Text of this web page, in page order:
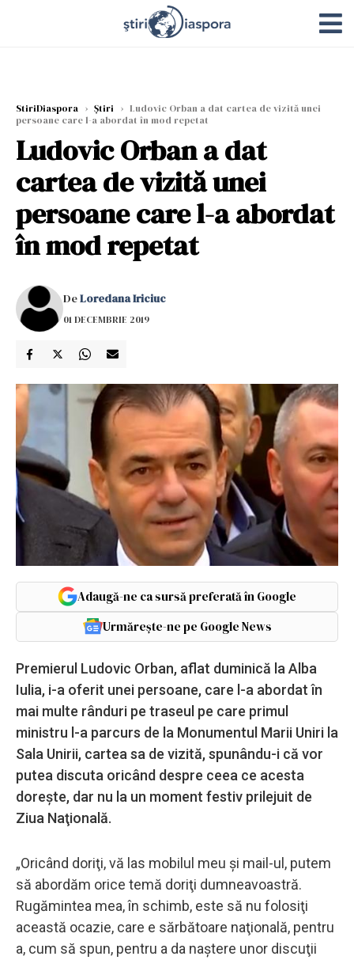
StiriDiaspora › Știri › Ludovic Orban a dat cartea de vizită unei
persoane care l-a abordat în mod repetat
Ludovic Orban a dat
cartea de vizită unei
persoane care l-a abordat
în mod repetat
DeLoredana Iriciuc
01 DECEMBRIE 2019
Adaugă-ne ca sursă preferată în Google
Urmărește-ne pe Google News
Premierul Ludovic Orban, aflat duminică la Alba
Iulia, i-a oferit unei persoane, care l-a abordat în
mai multe rânduri pe traseul pe care primul
ministru l-a parcurs de la Monumentul Marii Uniri la
Sala Unirii, cartea sa de vizită, spunându-i că vor
putea discuta oricând despre ceea ce acesta
doreşte, dar nu la un moment festiv prilejuit de
Ziua Naţională.
„Oricând doriţi, vă las mobilul meu şi mail-ul, putem
să abordăm orice temă doriţi dumneavoastră.
Rugămintea mea, în schimb, este să nu folosiţi
această ocazie, care e sărbătoare naţională, pentru
a, cum să spun, pentru a da naştere unor discuţii